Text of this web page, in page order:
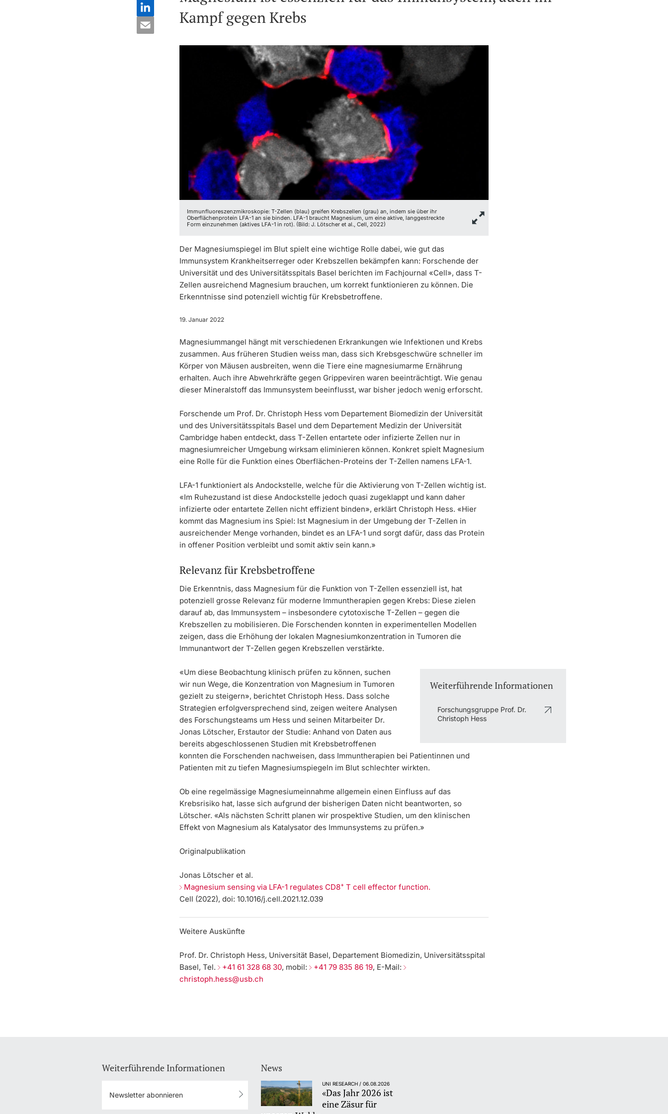
Kampf gegen Krebs
Immunfluoreszenzmikroskopie: T-Zellen (blau) greifen Krebszellen (grau) an, indem sie über ihr
Oberflächenprotein LFA-1 an sie binden. LFA-1 braucht Magnesium, um eine aktive, langgestreckte
Form einzunehmen (aktives LFA-1 in rot). (Bild: J. Lötscher et al., Cell, 2022)
Der Magnesiumspiegel im Blut spielt eine wichtige Rolle dabei, wie gut das
Immunsystem Krankheitserreger oder Krebszellen bekämpfen kann: Forschende der
Universität und des Universitätsspitals Basel berichten im Fachjournal «Cell», dass T-
Zellen ausreichend Magnesium brauchen, um korrekt funktionieren zu können. Die
Erkenntnisse sind potenziell wichtig für Krebsbetroffene.
19. Januar 2022
Magnesiummangel hängt mit verschiedenen Erkrankungen wie Infektionen und Krebs
zusammen. Aus früheren Studien weiss man, dass sich Krebsgeschwüre schneller im
Körper von Mäusen ausbreiten, wenn die Tiere eine magnesiumarme Ernährung
erhalten. Auch ihre Abwehrkräfte gegen Grippeviren waren beeinträchtigt. Wie genau
dieser Mineralstoff das Immunsystem beeinflusst, war bisher jedoch wenig erforscht.
Forschende um Prof. Dr. Christoph Hess vom Departement Biomedizin der Universität
und des Universitätsspitals Basel und dem Departement Medizin der Universität
Cambridge haben entdeckt, dass T-Zellen entartete oder infizierte Zellen nur in
magnesiumreicher Umgebung wirksam eliminieren können. Konkret spielt Magnesium
eine Rolle für die Funktion eines Oberflächen-Proteins der T-Zellen namens LFA-1.
LFA-1 funktioniert als Andockstelle, welche für die Aktivierung von T-Zellen wichtig ist.
«Im Ruhezustand ist diese Andockstelle jedoch quasi zugeklappt und kann daher
infizierte oder entartete Zellen nicht effizient binden», erklärt Christoph Hess. «Hier
kommt das Magnesium ins Spiel: Ist Magnesium in der Umgebung der T-Zellen in
ausreichender Menge vorhanden, bindet es an LFA-1 und sorgt dafür, dass das Protein
in offener Position verbleibt und somit aktiv sein kann.»
Relevanz für Krebsbetroffene
Die Erkenntnis, dass Magnesium für die Funktion von T-Zellen essenziell ist, hat
potenziell grosse Relevanz für moderne Immuntherapien gegen Krebs: Diese zielen
darauf ab, das Immunsystem – insbesondere cytotoxische T-Zellen – gegen die
Krebszellen zu mobilisieren. Die Forschenden konnten in experimentellen Modellen
zeigen, dass die Erhöhung der lokalen Magnesiumkonzentration in Tumoren die
Immunantwort der T-Zellen gegen Krebszellen verstärkte.
Weiterführende Informationen
Forschungsgruppe Prof. Dr.
Christoph Hess
«Um diese Beobachtung klinisch prüfen zu können, suchen
wir nun Wege, die Konzentration von Magnesium in Tumoren
gezielt zu steigern», berichtet Christoph Hess. Dass solche
Strategien erfolgversprechend sind, zeigen weitere Analysen
des Forschungsteams um Hess und seinen Mitarbeiter Dr.
Jonas Lötscher, Erstautor der Studie: Anhand von Daten aus
bereits abgeschlossenen Studien mit Krebsbetroffenen
konnten die Forschenden nachweisen, dass Immuntherapien bei Patientinnen und
Patienten mit zu tiefen Magnesiumspiegeln im Blut schlechter wirkten.
Ob eine regelmässige Magnesiumeinnahme allgemein einen Einfluss auf das
Krebsrisiko hat, lasse sich aufgrund der bisherigen Daten nicht beantworten, so
Lötscher. «Als nächsten Schritt planen wir prospektive Studien, um den klinischen
Effekt von Magnesium als Katalysator des Immunsystems zu prüfen.»
Originalpublikation
Jonas Lötscher et al.
Magnesium sensing via LFA-1 regulates CD8+ T cell effector function.
Cell (2022), doi: 10.1016/j.cell.2021.12.039
Weitere Auskünfte
Prof. Dr. Christoph Hess, Universität Basel, Departement Biomedizin, Universitätsspital
Basel, Tel. +41 61 328 68 30, mobil: +41 79 835 86 19, E-Mail:
christoph.hess@usb.ch
Weiterführende Informationen
Newsletter abonnieren
News
UNI RESEARCH / 06.08.2026
«Das Jahr 2026 ist
eine Zäsur für